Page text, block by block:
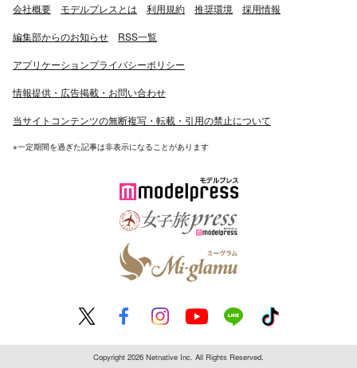
会社概要 モデルプレスとは 利用規約 推奨環境 採用情報
編集部からのお知らせ RSS一覧
アプリケーションプライバシーポリシー
情報提供・広告掲載・お問い合わせ
当サイトコンテンツの無断複写・転載・引用の禁止について
※一定期間を過ぎた記事は非表示になることがあります
Copyright 2026 Netnative Inc. All Rights Reserved.